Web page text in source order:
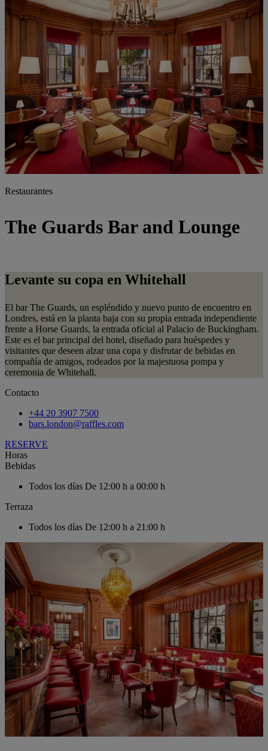
Restaurantes
The Guards Bar and Lounge
Levante su copa en Whitehall
El bar The Guards, un espléndido y nuevo punto de encuentro en
Londres, está en la planta baja con su propia entrada independiente
frente a Horse Guards, la entrada oficial al Palacio de Buckingham.
Este es el bar principal del hotel, diseñado para huéspedes y
visitantes que deseen alzar una copa y disfrutar de bebidas en
compañía de amigos, rodeados por la majestuosa pompa y
ceremonia de Whitehall.
Contacto
+44 20 3907 7500
bars.london@raffles.com
RESERVE
Horas
Bebidas
Todos los días De 12:00 h a 00:00 h
Terraza
Todos los días De 12:00 h a 21:00 h